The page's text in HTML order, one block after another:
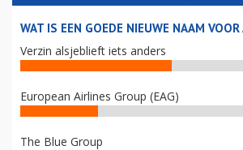
WAT IS EEN GOEDE NIEUWE NAAM
Verzin alsjeblieft iets anders
European Airlines Group (EAG)
The Blue Group